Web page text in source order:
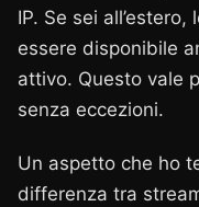
IP. Se sei
essere disponibile
attivo. Questo vale
senza eccezioni.
Un aspetto che ho
differenza tra